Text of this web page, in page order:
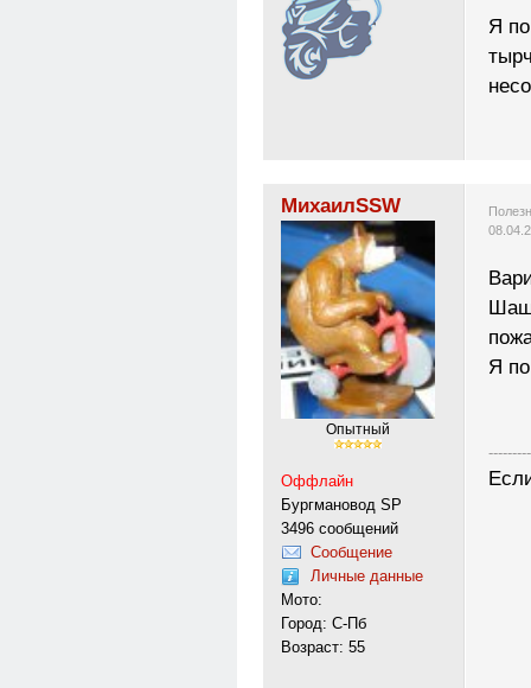
Я
МихаилSSW
Опытный
Оффлайн
Бургмановод SP
3496 сообщений
Сообщение
Личные данные
Мото:
Город: С-Пб
Возраст: 55
Я